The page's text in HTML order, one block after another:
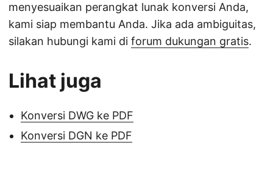
menyesuaikan perangkat lunak konversi Anda,
kami siap membantu Anda. Jika ada ambiguitas,
silakan hubungi kami di forum dukungan gratis.
Lihat juga
Konversi DWG ke PDF
Konversi DGN ke PDF